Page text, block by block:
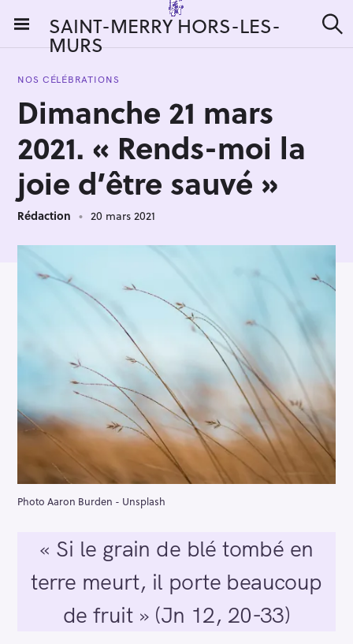
i
SAINT-MERRY HORS-LES-
MURS e
NOS CÉLÉBRATIONS
Dimanche 21 mars
2021. « Rends-moi la
joie d’être sauvé »
Rédaction 20 mars 2021
Photo Aaron Burden - Unsplash
« Si le grain de blé tombé en
terre meurt, il porte beaucoup
de fruit » (Jn 12, 20-33)